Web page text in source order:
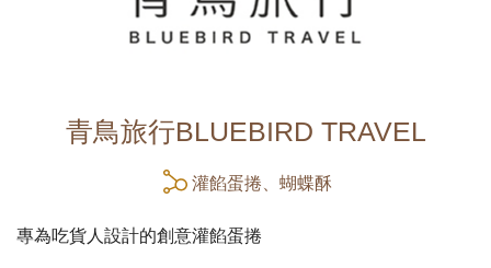
青鳥旅行BLUEBIRD TRAVEL
灌餡蛋捲、蝴蝶酥
專為吃貨人設計的創意灌餡蛋捲